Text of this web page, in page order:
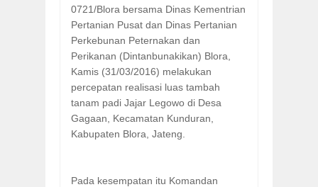
0721/Blora bersama Dinas Kementrian
Pertanian Pusat dan Dinas Pertanian
Perkebunan Peternakan dan
Perikanan (Dintanbunakikan) Blora,
Kamis (31/03/2016) melakukan
percepatan realisasi luas tambah
tanam padi Jajar Legowo di Desa
Gagaan, Kecamatan Kunduran,
Kabupaten Blora, Jateng.
Pada kesempatan itu Komandan